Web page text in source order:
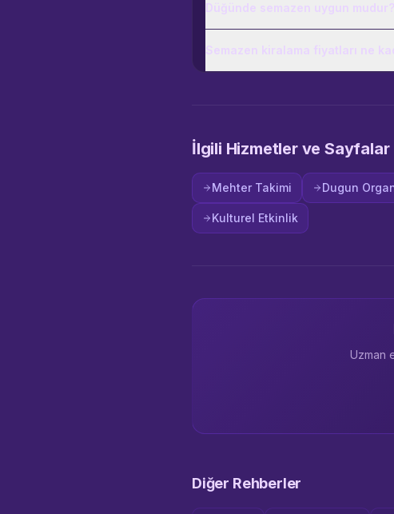
Düğünde semazen uygun mudur?
Semazen kiralama fiyatları ne
İlgili Hizmetler ve Sayfalar
Mehter Takimi Dugun
Kulturel Etkinlik
Uzman
Diğer Rehberler